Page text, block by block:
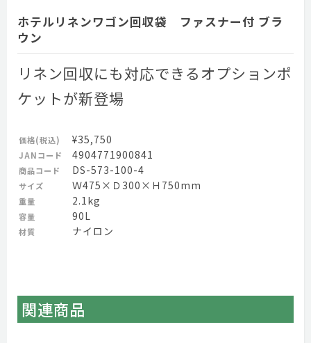
ホテルリネンワゴン回収袋 ファスナー付 ブラ
ウン
リネン回収にも対応できるオプションポ
ケットが新登場
価格(税込) ¥35,750
JANコード 4904771900841
商品コード DS-573-100-4
サイズ Ｗ475×Ｄ300×Ｈ750mm
重量 2.1kg
容量 90L
材質 ナイロン
関連商品